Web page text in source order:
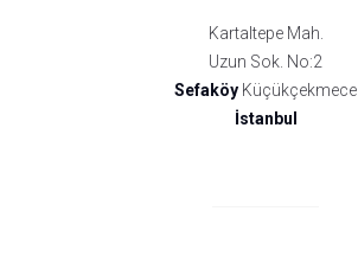
Kartaltepe Mah.
Uzun Sok. No:2
Sefaköy Küçükçekmece
İstanbul